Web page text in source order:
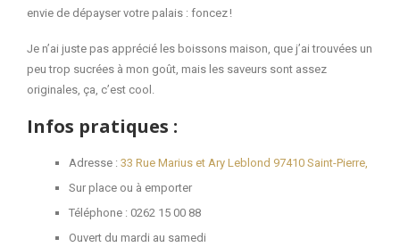
envie de dépayser votre palais : foncez !
Je n’ai juste pas apprécié les boissons maison, que j’ai trouvées un
peu trop sucrées à mon goût, mais les saveurs sont assez
originales, ça, c’est cool.
Infos pratiques :
Adresse : 33 Rue Marius et Ary Leblond 97410 Saint-Pierre,
Sur place ou à emporter
Téléphone : 0262 15 00 88
Ouvert du mardi au samedi